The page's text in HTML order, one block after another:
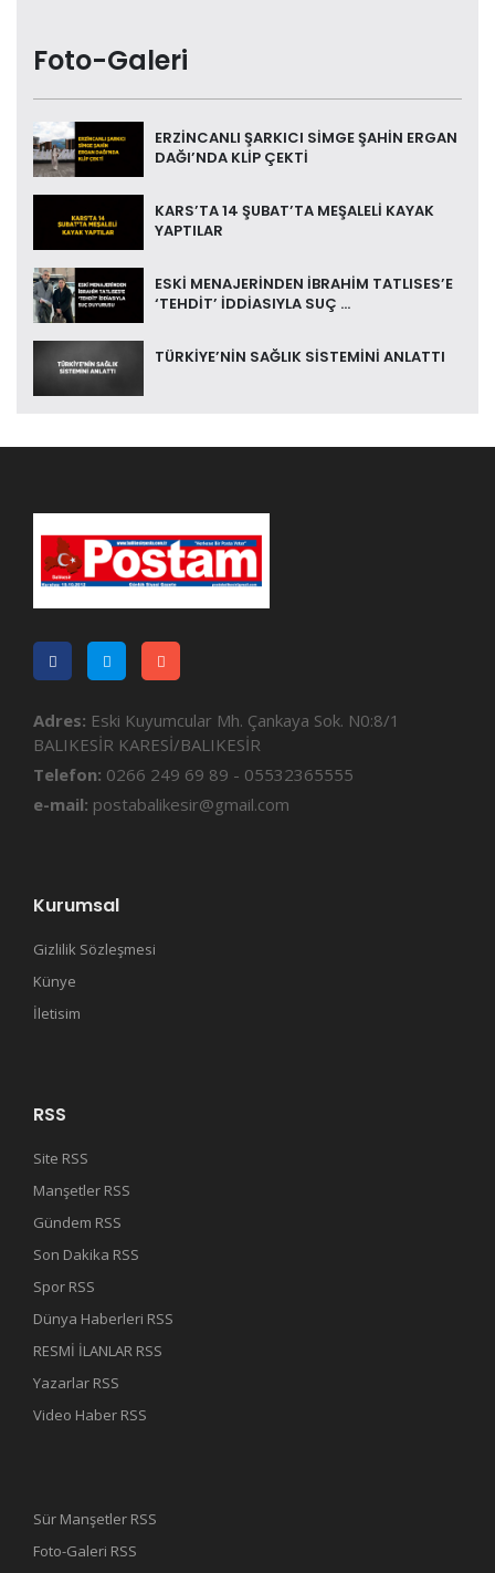
Foto-Galeri
ERZİNCANLI ŞARKICI SİMGE ŞAHİN ERGAN
DAĞI’NDA KLİP ÇEKTİ
KARS’TA 14 ŞUBAT’TA MEŞALELİ KAYAK
YAPTILAR
ESKİ MENAJERİNDEN İBRAHİM TATLISES’E
‘TEHDİT’ İDDİASIYLA SUÇ ...
TÜRKİYE’NİN SAĞLIK SİSTEMİNİ ANLATTI
Adres: Eski Kuyumcular Mh. Çankaya Sok. N0:8/1
BALIKESİR KARESİ/BALIKESİR
Telefon: 0266 249 69 89 - 05532365555
e-mail: postabalikesir@gmail.com
Kurumsal
Gizlilik Sözleşmesi
Künye
İletisim
RSS
Site RSS
Manşetler RSS
Gündem RSS
Son Dakika RSS
Spor RSS
Dünya Haberleri RSS
RESMİ İLANLAR RSS
Yazarlar RSS
Video Haber RSS
Sür Manşetler RSS
Foto-Galeri RSS